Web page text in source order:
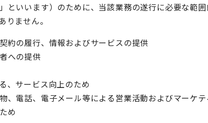
いいます）のために、当該業務の遂行に必要な範
ません。
約の履行、情報およびサービスの提供
への提供
、サービス向上のため
電話、電子メール等による営業活動およびマーケテ
め